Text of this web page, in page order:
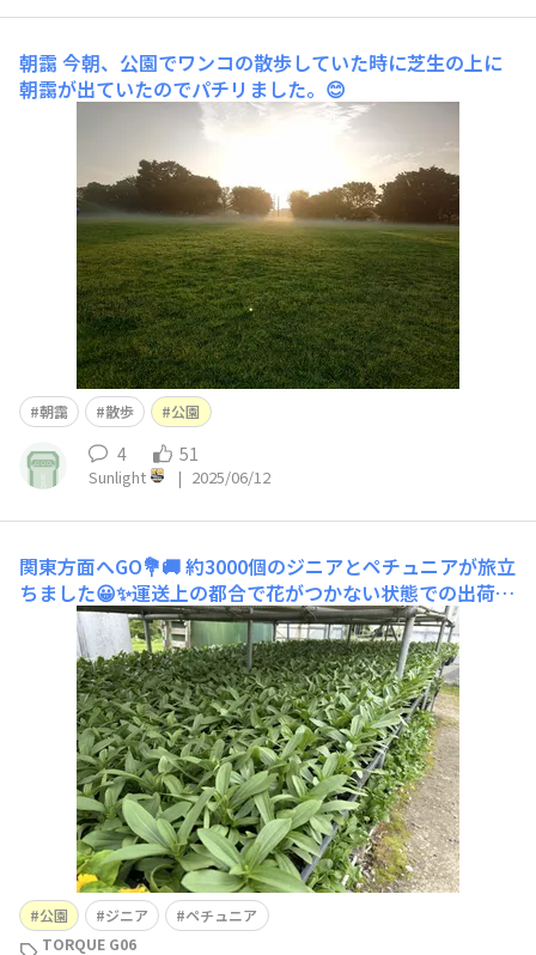
朝靄 今朝、公園でワンコの散歩していた時に芝生の上に
朝靄が出ていたのでパチリました。😊
朝靄 散歩 公園
4 51
Sunlight | 2025/06/12
関東方面へGO💐🚚約3000個のジニアとペチュニアが旅立
ちました😀✨運送上の都合で花がつかない状態での出荷な
ので楽です👍✨何処に行くかはわかりません💦 茨城県と
か言ってました😀💦🚚
公園 ジニア
ペチュニア
TORQUE G06